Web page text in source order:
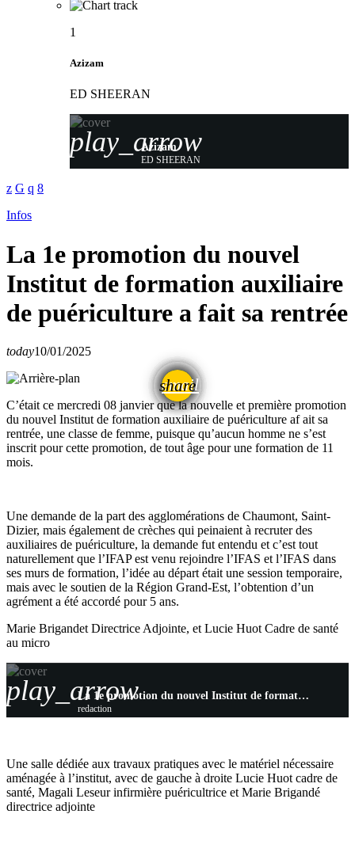
1
Azizam
ED SHEERAN
play_arrow
Azizam
ED SHEERAN
Infos
La 1e promotion du nouvel
Institut de formation auxiliaire
de puériculture a fait sa rentrée
today10/01/2025
share
email
C’était ce mercredi 08 janvier que la nouvelle et première promotion
du nouvel Institut de formation auxiliaire de puériculture af ait sa
rentrée, une classe de femme, puisque qu’aucun homme ne s’est
inscrit pour cette promotion, de tout âge pour une formation de 11
mois.
Une demande de la part des agglomérations de Chaumont, Saint-
Dizier, mais également de crèches qui peinaient à recruter des
auxiliaires de puériculture, la demande fut entendu et c’est tout
naturellement que l’IFAP est venu rejoindre l’IFAS et l’IFAS dans
ses murs de formation, l’idée au départ était une session temporaire,
mais avec le soutien de la Région Grand-Est, l’obtention d’un
agrément a été accordé pour 5 ans.
Marie Brigandet Directrice Adjointe, et Lucie Huot Cadre de santé
au micro
play_arrow La 1e promotion du nouvel Institut de formation auxiliaire de puériculture a fait sa rentrée
redaction
Une salle dédiée aux travaux pratiques avec le matériel nécessaire
aménagée à l’institut, avec de gauche à droite Lucie Huot cadre de
santé, Magali Leseur infirmière puéricultrice et Marie Brigandé
directrice adjointe